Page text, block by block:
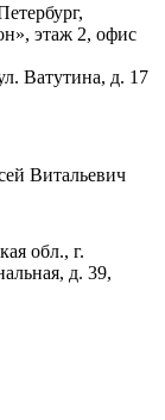
этаж 2, офис
Ватутина, д. 17
Витальевич
обл., г.
д. 39,